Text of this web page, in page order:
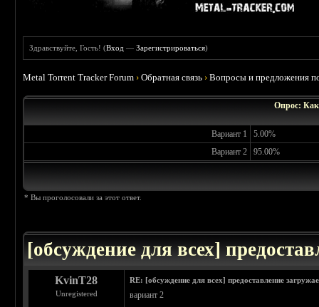
Здравствуйте, Гость! (Вход —Зарегистрироваться)
Metal Torrent Tracker Forum ›Обратная связь ›Вопросы и предложения
Опрос:
Вариант 1
5.00%
Вариант 2
95.00%
* Вы проголосовали за этот ответ.
[обсуждение для всех]
KvinT28
Unregistered
RE: [обсуждение для всех] предоставление
вариант 2